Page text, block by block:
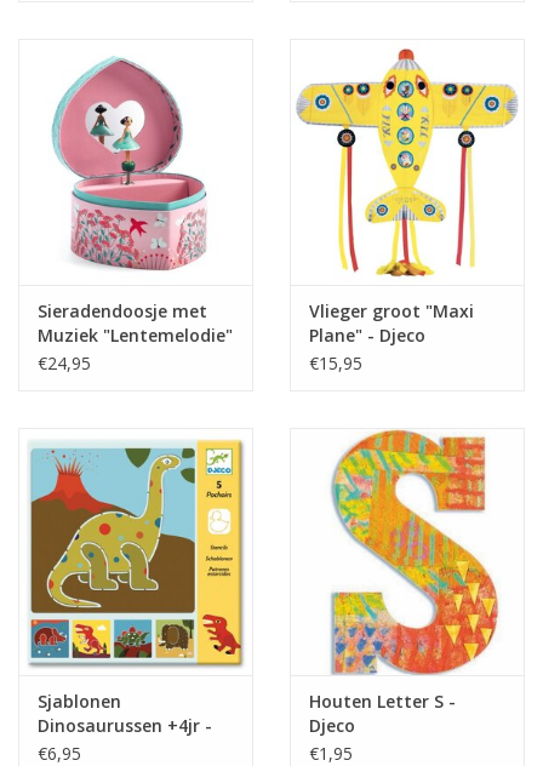
Brievenbus Kadootjes
Kadobonnen
Geslaagd!
Sieradendoosje met
Muziek "Lentemelodie"
- Djeco
€24,95
Vlieger groot "Maxi
Plane" - Djeco
€15,95
Sjablonen
Dinosaurussen +4jr -
Djeco
€6,95
Houten Letter S -
Djeco
€1,95